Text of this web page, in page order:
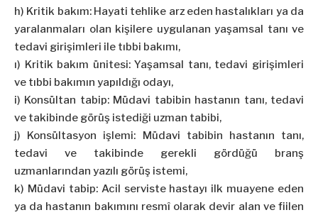
h) Kritik bakım: Hayati tehlike arz eden hastalıkları ya da
yaralanmaları olan kişilere uygulanan yaşamsal tanı ve
tedavi girişimleri ile tıbbi bakımı,
ı) Kritik bakım ünitesi: Yaşamsal tanı, tedavi girişimleri
ve tıbbi bakımın yapıldığı odayı,
i) Konsültan tabip: Müdavi tabibin hastanın tanı, tedavi
ve takibinde görüş istediği uzman tabibi,
j) Konsültasyon işlemi: Müdavi tabibin hastanın tanı,
tedavi ve takibinde gerekli gördüğü branş
uzmanlarından yazılı görüş istemi,
k) Müdavi tabip: Acil serviste hastayı ilk muayene eden
ya da hastanın bakımını resmî olarak devir alan ve fiilen